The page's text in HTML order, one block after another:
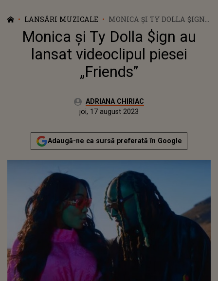
LANSĂRI MUZICALE
MONICA ȘI TY DOLLA $IGN
AU LANSAT VIDEOCLIPUL
PIESEI „FRIENDS”
Monica și Ty Dolla $ign au
lansat videoclipul piesei
„Friends”
Autor:ADRIANA CHIRIAC
miercuri, 17 august 2022Actualizat:
joi, 17 august 2023
Adaugă-ne ca sursă preferată în Google